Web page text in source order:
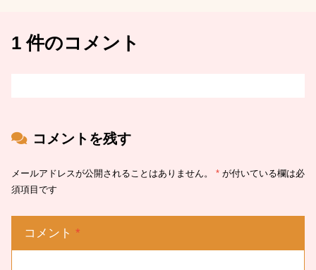
1 件のコメント
コメントを残す
メールアドレスが公開されることはありません。 * が付いている欄は必
須項目です
コメント *